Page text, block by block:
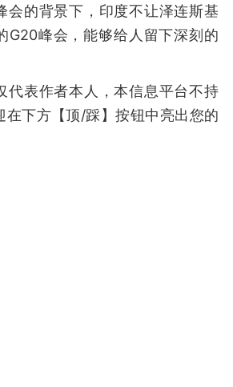
会的背景下，印度不让泽连斯基
G20峰会，能够给人留下深刻的
代表作者本人，本信息平台不持
在下方【顶/踩】按钮中亮出您的